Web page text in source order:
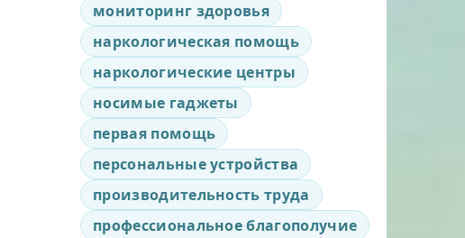
мониторинг здоровья
наркологическая помощь
наркологические центры
носимые гаджеты
первая помощь
персональные устройства
производительность труда
профессиональное благополучие